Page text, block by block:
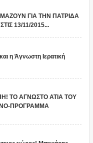
ΓΙΑ ΤΗΝ ΠΑΤΡΙΔΑ
13/11/2015...
η Άγνωστη Ιερατική
ΤΟ ΑΓΝΩΣΤΟ ΑΤΙΑ ΤΟΥ
ΠΡΟΓΡΑΜΜΑ